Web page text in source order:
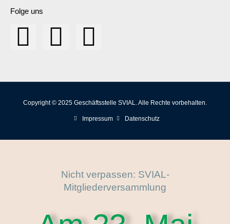
Folge uns
Copyright © 2025 Geschäftsstelle SVIAL. Alle Rechte vorbehalten.
Impressum Datenschutz
Nicht verpassen: SVIAL-
Mitgliederversammlung